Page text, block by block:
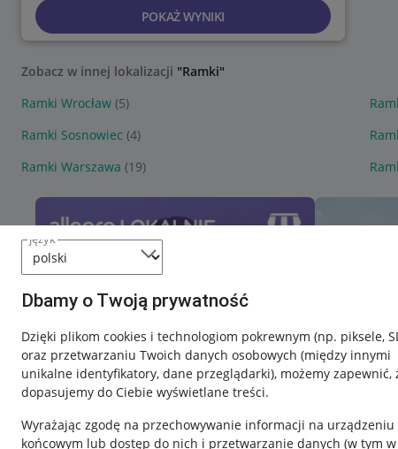
język
Dbamy o Twoją prywatność
Dzięki plikom cookies i technologiom pokrewnym (np. piksele,
oraz przetwarzaniu Twoich danych osobowych (między innymi
unikalne identyfikatory, dane przeglądarki), możemy zapewnić,
dopasujemy do Ciebie wyświetlane treści.
Wyrażając zgodę na przechowywanie informacji na urządzeniu
końcowym lub dostęp do nich i przetwarzanie danych (w tym w
POKAŻ WYNIKI
Zobacz w innej lokalizacji "Ramki"
Ramki Wrocław (5)
Ramki Sosnowiec (4)
Ramki Warszawa (19)